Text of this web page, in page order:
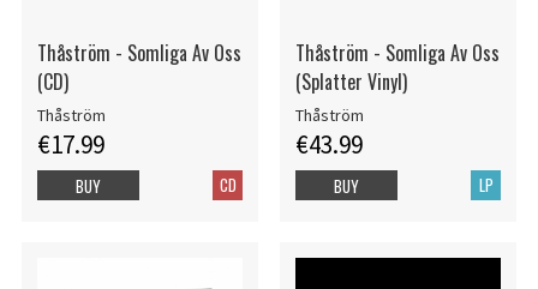
Thåström - Somliga Av Oss
(CD)
Thåström
€17.99
CD
BUY
Thåström - Somliga Av Oss
(Splatter Vinyl)
Thåström
€43.99
LP
BUY